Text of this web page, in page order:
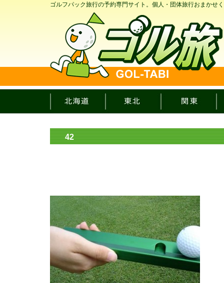
ゴルフパック旅行の予約専門サイト。個人・団体旅行おまかせ
42